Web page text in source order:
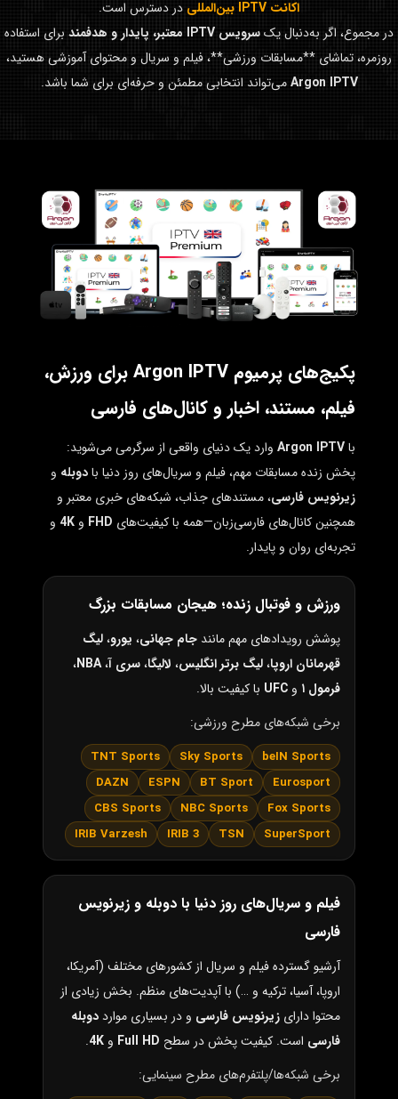
اکانت IPTV بین‌المللی
در دسترس است.
در مجموع، اگر به‌دنبال یکسرویس IPTV معتبر، پایدار و هدفمند
برای استفاده
روزمره، تماشای **مسابقات ورزشی**، فیلم و سریال و محتوای آموزشی هستید،
Argon IPTVمی‌تواند انتخابی مطمئن و حرفه‌ای برای شما باشد.
پکیج‌های پرمیوم Argon IPTV برای ورزش،
فیلم، مستند، اخبار و کانال‌های فارسی
باArgon IPTV وارد یک دنیای واقعی از سرگرمی می‌شوید:
پخش زنده مسابقات مهم، فیلم و سریال‌های روز دنیا بادوبله و
زیرنویس فارسی، مستندهای جذاب، شبکه‌های خبری معتبر و
همچنین کانال‌های فارسی‌زبان—همه با کیفیت‌های FHD و 4K و
تجربه‌ای روان و پایدار.
ورزش و فوتبال زنده؛ هیجان مسابقات بزرگ
پوشش رویدادهای مهم مانند جام جهانی، یورو،لیگ
قهرمانان اروپا،لیگ برتر انگلیس، لالیگا،سری آ،NBA،
فرمول ۱
و UFC با کیفیت بالا.
برخی شبکه‌های مطرح ورزشی:
beIN Sports
Sky Sports
TNT Sports
Eurosport
BT Sport
ESPN
DAZN
Fox Sports
NBC Sports
CBS Sports
SuperSport
TSN
IRIB 3
IRIB Varzesh
فیلم و سریال‌های روز دنیا با دوبله و زیرنویس
فارسی
آرشیو گسترده فیلم و سریال از کشورهای مختلف (آمریکا،
اروپا، آسیا، ترکیه و …) با آپدیت‌های منظم. بخش زیادی از
محتوا دارای زیرنویس فارسی و در بسیاری موارددوبله
فارسی است. کیفیت پخش در سطح Full HD و 4K
.
برخی شبکه‌ها/پلتفرم‌های مطرح سینمایی: